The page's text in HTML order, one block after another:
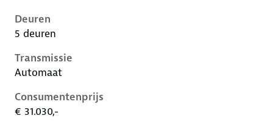
Deuren
5 deuren
Transmissie
Automaat
Consumentenprijs
€ 31.030,-